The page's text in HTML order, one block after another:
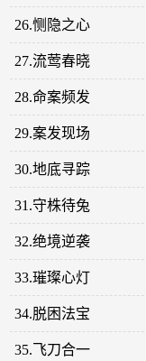
26.恻隐之心
27.流莺春晓
28.命案频发
29.案发现场
30.地底寻踪
31.守株待兔
32.绝境逆袭
33.璀璨心灯
34.脱困法宝
35.飞刀合一